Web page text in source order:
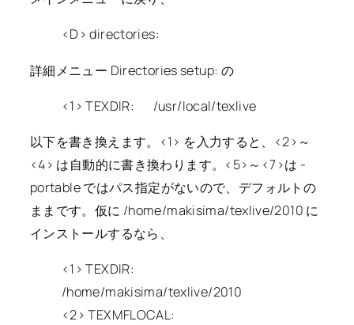
<D> directories:
詳細メニュー Directories setup: の
<1> TEXDIR: /usr/local/texlive
以下を書き換えます。<1> を入力すると、<2>～
<4> は自動的に書き換わります。<5>～<7>は -
portable ではパス指定がないので、デフォルトの
ままです。仮に /home/makisima/texlive/2010 に
インストールするなら、
<1> TEXDIR:
/home/makisima/texlive/2010
<2> TEXMFLOCAL: